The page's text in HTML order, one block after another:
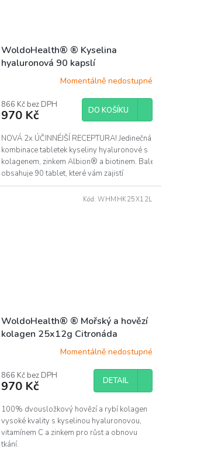
WoldoHealth® ® Kyselina
hyaluronová 90 kapslí
Momentálně nedostupné
866 Kč bez DPH
970 Kč DO KOŠÍKU
NOVÁ 2x ÚČINNÉJŠÍ RECEPTURA! Jedinečná
kombinace tabletek kyseliny hyaluronové s
kolagenem, zinkem Albion® a biotinem. Balení
obsahuje 90 tablet, které vám zajistí
optimální...
WoldoHealth® ® Mořský a hovězí
kolagen 25x12g Citronáda
Momentálně nedostupné
866 Kč bez DPH
970 Kč DETAIL
100% dvousložkový hovězí a rybí kolagen
vysoké kvality s kyselinou hyaluronovou,
vitamínem C a zinkem pro růst a obnovu
tkání.
Kód:WHMHK25X12L